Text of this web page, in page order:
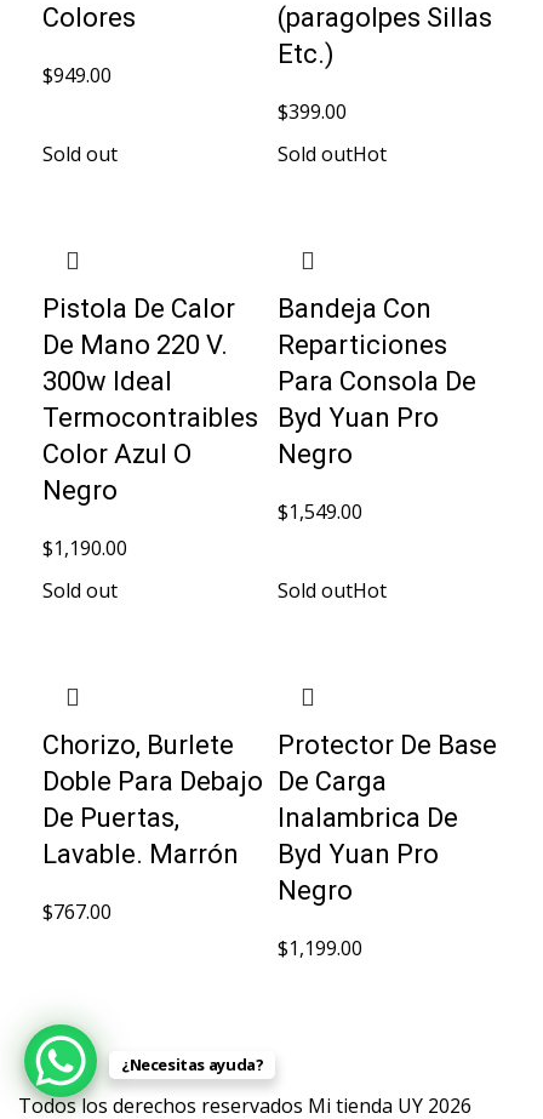
Colores
$949.00
(paragolpes Sillas
Etc.)
$399.00
Sold out
Pistola De Calor
De Mano 220 V.
300w Ideal
Termocontraibles
Color Azul O
Negro
$1,190.00
Sold outHot
Bandeja Con
Reparticiones
Para Consola De
Byd Yuan Pro
Negro
$1,549.00
Sold out
Chorizo, Burlete
Doble Para Debajo
De Puertas,
Lavable. Marrón
$767.00
Sold outHot
Protector De Base
De Carga
Inalambrica De
Byd Yuan Pro
Negro
$1,199.00
Todos los derechos reservados Mi tienda UY 2026
¿Necesitas ayuda?